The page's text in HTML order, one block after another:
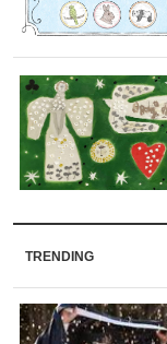
TRENDING